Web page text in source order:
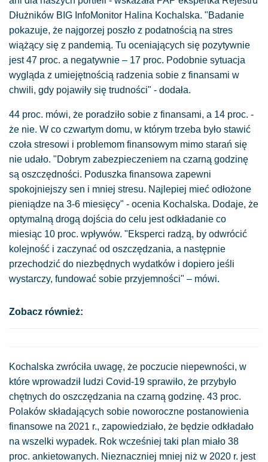
Dłużników BIG InfoMonitor Halina Kochalska. "Badanie
pokazuje, że najgorzej poszło z podatnością na stres
wiążący się z pandemią. Tu oceniających się pozytywnie
jest 47 proc. a negatywnie – 17 proc. Podobnie sytuacja
wygląda z umiejętnością radzenia sobie z finansami w
chwili, gdy pojawiły się trudności" - dodała.
44 proc. mówi, że poradziło sobie z finansami, a 14 proc. -
że nie. W co czwartym domu, w którym trzeba było stawić
czoła stresowi i problemom finansowym mimo starań się
nie udało. "Dobrym zabezpieczeniem na czarną godzinę
są oszczędności. Poduszka finansowa zapewni
spokojniejszy sen i mniej stresu. Najlepiej mieć odłożone
pieniądze na 3-6 miesięcy" - ocenia Kochalska. Dodaje, że
optymalną drogą dojścia do celu jest odkładanie co
miesiąc 10 proc. wpływów. "Eksperci radzą, by odwrócić
kolejność i zaczynać od oszczędzania, a następnie
przechodzić do niezbędnych wydatków i dopiero jeśli
wystarczy, fundować sobie przyjemności" – mówi.
Zobacz również:
Kochalska zwróciła uwagę, że poczucie niepewności, w
które wprowadził ludzi Covid-19 sprawiło, że przybyło
chętnych do oszczędzania na czarną godzinę. 43 proc.
Polaków składających sobie noworoczne postanowienia
finansowe na 2021 r., zapowiedziało, że będzie odkładało
na wszelki wypadek. Rok wcześniej taki plan miało 38
proc. ankietowanych. Nieznaczniej mniej niż w 2020 r. jest